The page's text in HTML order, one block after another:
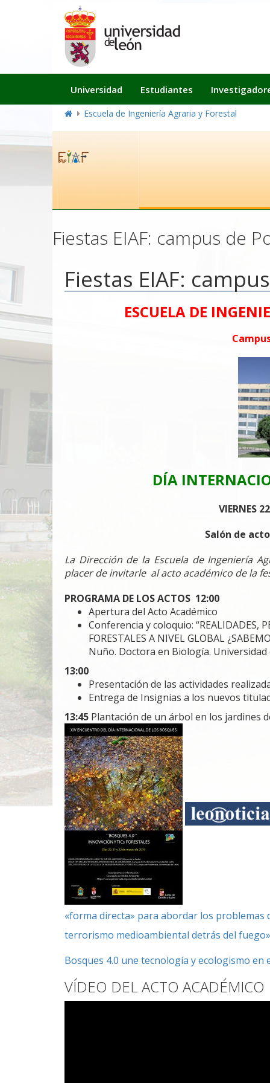
Navegación
principal
Universidad Estudiantes
Escuela de Ingeniería Agraria y Forestal
Fiestas EIAF: campus de
Fiestas EIAF:
ESCUELA DE
DÍA
VIERNES
Salón de
La Dirección de la Escuela de Ingeniería
placer de invitarle al acto académico de la
PROGRAMA DE LOS ACTOS 12:00
Apertura del Acto Académico
Conferencia y coloquio: “REALIDADES,
FORESTALES A NIVEL GLOBAL
Nuño. Doctora en Biología. Universidad
13:00
Presentación de las actividades
Entrega de Insignias a los nuevos
13:45 Plantación de un árbol en los jardines
«forma directa» para abordar los problemas
terrorismo medioambiental detrás del fuego»
Bosques 4.0 une tecnología y ecologismo en
VÍDEO DEL ACTO ACADÉMICO